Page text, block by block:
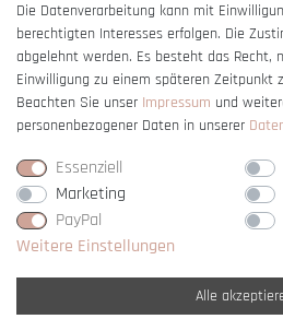
Vertrag
Die Datenverarbeitung kann mit
berechtigten Interesses erfolgen. Die
abgelehnt werden. Es besteht das Recht,
Einwilligung zu einem späteren Zeitpunkt
Beachten Sie unser Impressum und
personenbezogener Daten in unserer
Essenziell
Marketing
PayPal
Weitere Einstellungen
Alle